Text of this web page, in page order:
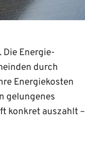
Die Energie­
durch
Energie­kosten
gelungenes
konkret auszahlt –